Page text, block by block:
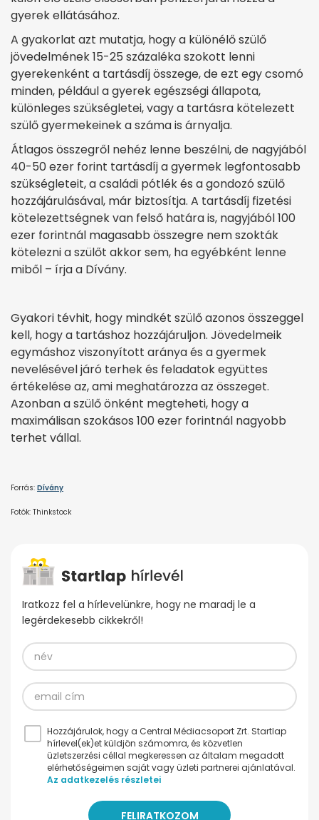
gyerek ellátásához.
A gyakorlat azt mutatja, hogy a különélő szülő
jövedelmének 15-25 százaléka szokott lenni
gyerekenként a tartásdíj összege, de ezt egy csomó
minden, például a gyerek egészségi állapota,
különleges szükségletei, vagy a tartásra kötelezett
szülő gyermekeinek a száma is árnyalja.
Átlagos összegről nehéz lenne beszélni, de nagyjából
40-50 ezer forint tartásdíj a gyermek legfontosabb
szükségleteit, a családi pótlék és a gondozó szülő
hozzájárulásával, már biztosítja. A tartásdíj fizetési
kötelezettségnek van felső határa is, nagyjából 100
ezer forintnál magasabb összegre nem szokták
kötelezni a szülőt akkor sem, ha egyébként lenne
miből – írja a Dívány.
Gyakori tévhit, hogy mindkét szülő azonos összeggel
kell, hogy a tartáshoz hozzájáruljon. Jövedelmeik
egymáshoz viszonyított aránya és a gyermek
nevelésével járó terhek és feladatok együttes
értékelése az, ami meghatározza az összeget.
Azonban a szülő önként megteheti, hogy a
maximálisan szokásos 100 ezer forintnál nagyobb
terhet vállal.
Forrás: Dívány
Fotók: Thinkstock
Iratkozz fel a hírlevelünkre, hogy ne maradj le a
legérdekesebb cikkekről!
Hozzájárulok, hogy a Central Médiacsoport Zrt. Startlap
hírlevel(ek)et küldjön számomra, és közvetlen
üzletszerzési céllal megkeressen az általam megadott
elérhetőségeimen saját vagy üzleti partnerei ajánlatával.
Az adatkezelés részletei